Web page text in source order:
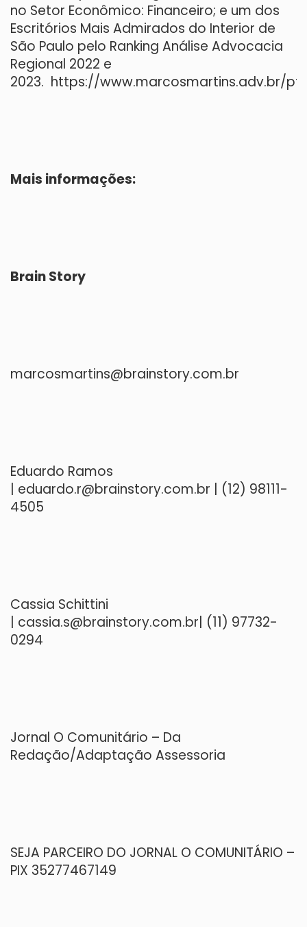
no Setor Econômico: Financeiro; e um dos
Escritórios Mais Admirados do Interior de
São Paulo pelo Ranking Análise Advocacia
Regional 2022 e
2023. https://www.marcosmartins.adv.br/pt/
Mais informações:
Brain Story
marcosmartins@brainstory.com.br
Eduardo Ramos
eduardo.r@brainstory.com.br | (12) 98111-
4505
Cassia Schittini
cassia.s@brainstory.com.br | (11) 97732-
0294
Jornal O Comunitário – Da
Redação/Adaptação Assessoria
SEJA PARCEIRO DO JORNAL O COMUNITÁRIO –
PIX 35277467149